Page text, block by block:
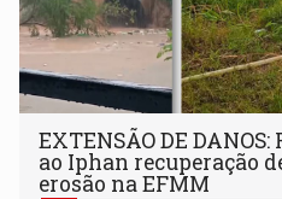
EXTENSÃO DE
ao Iphan recuperação
erosão na EFMM